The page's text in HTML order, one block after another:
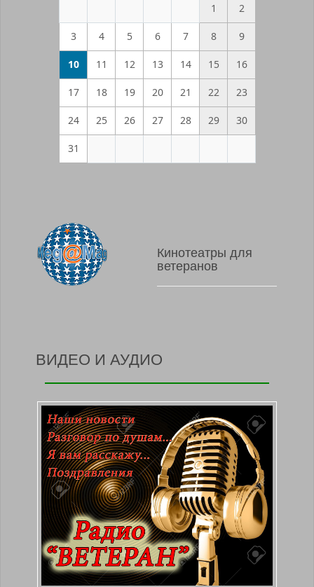
1
2
3 4 5 6 7 8 9
10 11 12 13 14 15 16
17 18 19 20 21 22 23
24 25 26 27 28 29 30
31
Кинотеатры для
ветеранов
ВИДЕО И АУДИО